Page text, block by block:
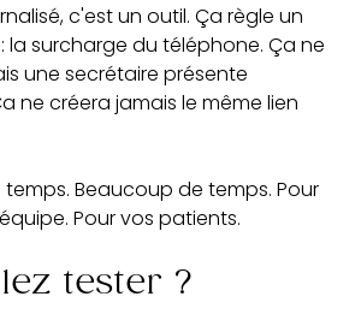
c'est un outil. Ça règle un
la surcharge du téléphone. Ça ne
une secrétaire présente
ne créera jamais le même lien
Beaucoup de temps. Pour
Pour vos patients.
tester ?